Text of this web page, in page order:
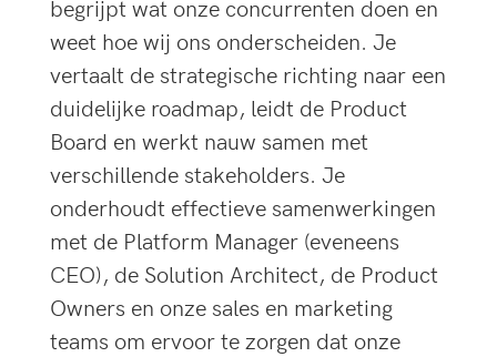
begrijpt wat onze concurrenten doen en
weet hoe wij ons onderscheiden. Je
vertaalt de strategische richting naar een
duidelijke roadmap, leidt de Product
Board en werkt nauw samen met
verschillende stakeholders. Je
onderhoudt effectieve samenwerkingen
met de Platform Manager (eveneens
CEO), de Solution Architect, de Product
Owners en onze sales en marketing
teams om ervoor te zorgen dat onze